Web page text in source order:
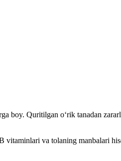
boy. Quritilgan o‘rik tanadan
va tolaning manbalari